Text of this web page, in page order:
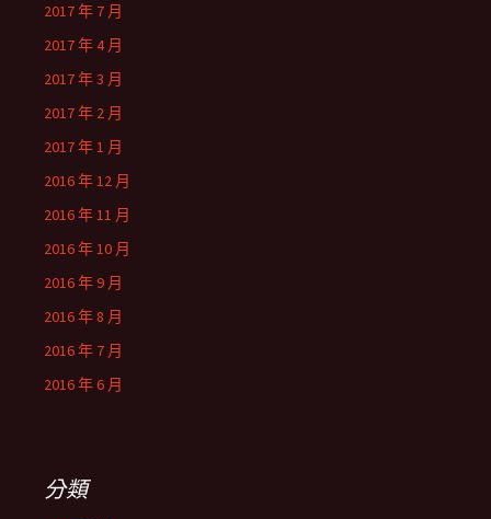
2017 年 7 月
2017 年 4 月
2017 年 3 月
2017 年 2 月
2017 年 1 月
2016 年 12 月
2016 年 11 月
2016 年 10 月
2016 年 9 月
2016 年 8 月
2016 年 7 月
2016 年 6 月
分類